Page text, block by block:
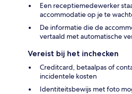
Een receptiemedewerker
accommodatie op je te
De informatie die de
vertaald met automatische
Vereist bij het inchecken
Creditcard, betaalpas of
incidentele kosten
Identiteitsbewijs met foto